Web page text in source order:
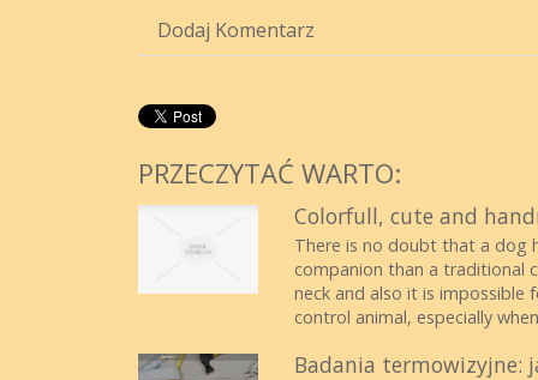
Dodaj Komentarz
PRZECZYTAĆ WARTO:
Colorfull, cute and
There is no doubt that a dog
companion than a traditional
neck and also it is
control animal, especially
Badania termowizyjne: